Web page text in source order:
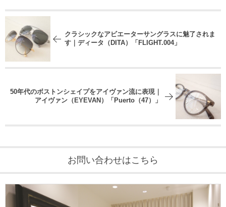
クラシックなアビエーターサングラスに魅了されま
す｜ディータ（DITA）「FLIGHT.004」
50年代のボストンシェイプをアイヴァン流に表現｜
アイヴァン（EYEVAN）「Puerto（47）」
お問い合わせはこちら